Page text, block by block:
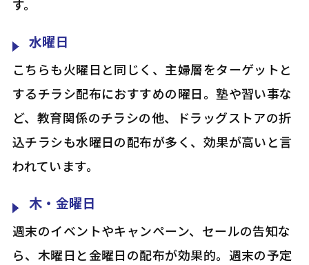
す。
水曜日
こちらも火曜日と同じく、主婦層をターゲットと
するチラシ配布におすすめの曜日。塾や習い事な
ど、教育関係のチラシの他、ドラッグストアの折
込チラシも水曜日の配布が多く、効果が高いと言
われています。
木・金曜日
週末のイベントやキャンペーン、セールの告知な
ら、木曜日と金曜日の配布が効果的。週末の予定